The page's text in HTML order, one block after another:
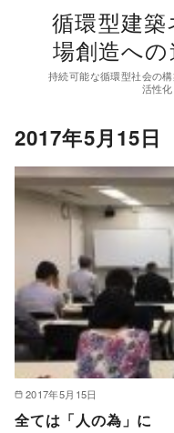
循環型建
場創造への
持続可能な循環型社会の
活性
2017年5月15日
2017年5月15日
全ては「人の為」に